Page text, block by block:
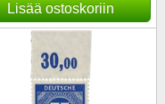
Lisää ostoskoriin